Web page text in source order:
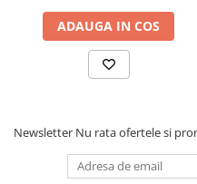
ADAUGA IN COS
Newsletter Nu rata ofertele si